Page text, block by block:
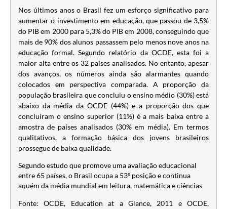
Nos últimos anos o Brasil fez um esforço significativo para
aumentar o investimento em educação, que passou de 3,5%
do PIB em 2000 para 5,3% do PIB em 2008, conseguindo que
mais de 90% dos alunos passassem pelo menos nove anos na
educação formal. Segundo relatório da OCDE, esta foi a
maior alta entre os 32 países analisados. No entanto, apesar
dos avanços, os números ainda são alarmantes quando
colocados em perspectiva comparada. A proporção da
população brasileira que concluiu o ensino médio (30%) está
abaixo da média da OCDE (44%) e a proporção dos que
concluíram o ensino superior (11%) é a mais baixa entre a
amostra de países analisados (30% em média). Em termos
qualitativos, a formação básica dos jovens brasileiros
prossegue de baixa qualidade.
Segundo estudo que promove uma avaliação educacional
entre 65 países, o Brasil ocupa a 53º posição e continua
aquém da média mundial em leitura, matemática e ciências
Fonte: OCDE, Education at a Glance, 2011 e OCDE,